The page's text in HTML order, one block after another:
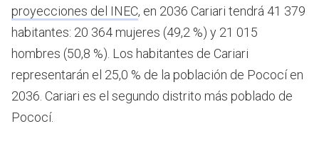
proyecciones del INEC, en 2036 Cariari tendrá 41 379
habitantes: 20 364 mujeres (49,2 %) y 21 015
hombres (50,8 %). Los habitantes de Cariari
representarán el 25,0 % de la población de Pococí en
2036. Cariari es el segundo distrito más poblado de
Pococí.